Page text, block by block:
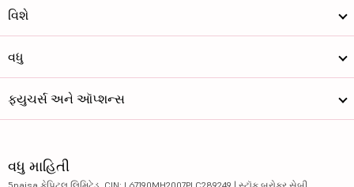
ડેટામેટિક્સ ... 858.75 5113.59
તન્લા પ્લેટફ...
કોફોર્જ લિમિટેડ
વિશે
વધુ
ફ્યુચર્સ અને ઑપ્શન્સ
વધુ માહિતી